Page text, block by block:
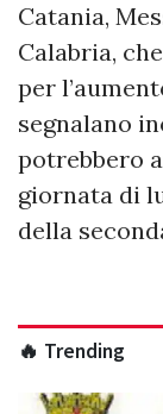
Catania,
Calabria,
per
segnalano
potrebbero
giornata di
della
🔥 Trending